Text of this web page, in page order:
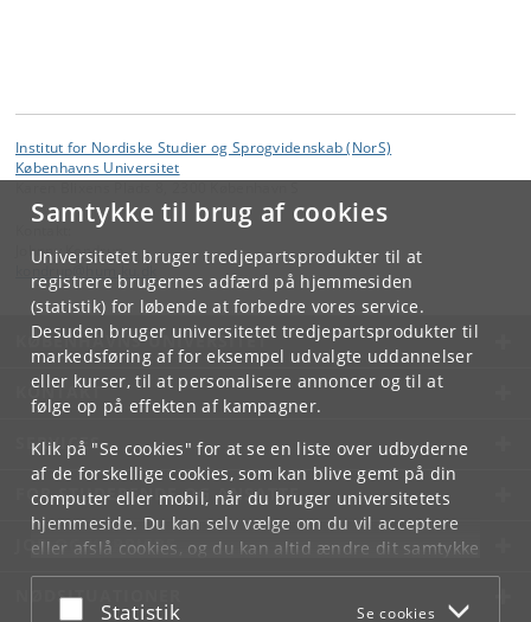
Samtykke til brug af cookies
Universitetet bruger tredjepartsprodukter til at
registrere brugernes adfærd på hjemmesiden
(statistik) for løbende at forbedre vores service.
Desuden bruger universitetet tredjepartsprodukter til
markedsføring af for eksempel udvalgte uddannelser
eller kurser, til at personalisere annoncer og til at
følge op på effekten af kampagner.
Klik på "Se cookies" for at se en liste over udbyderne
af de forskellige cookies, som kan blive gemt på din
computer eller mobil, når du bruger universitetets
hjemmeside. Du kan selv vælge om du vil acceptere
eller afslå cookies, og du kan altid ændre dit samtykke
underCookie- og privatlivspolitiksom du finder i
bunden af hver side.
Acceptér eller afslå
Statistik Se cookies
Institut for Nordiske Studier og Sprogvidenskab (NorS)
Københavns Universitet
Johnny Kondrup
KØBENHAVNS UNIVERSITET
KONTAKT
SERVICES
FOR STUDERENDE OG ANSATTE
JOB OG KARRIERE
NØDSITUATIONER